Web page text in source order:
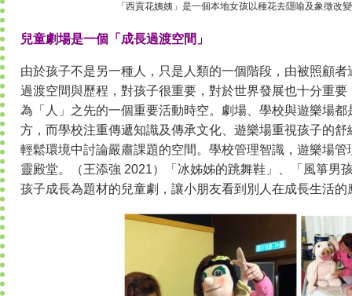
「西貢花姨姨」是一個本地女孩以種花去隱喻及象徵改
兒童劇場是一個「成長過渡空間」
由於孩子不是另一種人，只是人類的一個階段，由被照顧
過渡空間與歷程，對孩子很重要，對於世界發展也十分重
為「人」之先的一個重要活動時空。劇場、學校與遊樂場
方，而學校注重傳遞知識及傳承文化、遊樂場重視孩子的
輕鬆環境中討論嚴肅課題的空間。學校管理智識，遊樂場
靈殿堂。（王添強 2021）「冰姊姊的跳舞鞋」、「風箏男
孩子成長為題材的兒童劇，讓小朋友看到別人在成長生活